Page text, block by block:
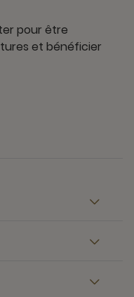
pour être
et bénéficier